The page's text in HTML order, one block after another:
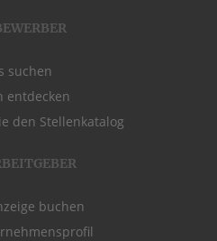
suchen
entdecken
den Stellenkatalog
buchen